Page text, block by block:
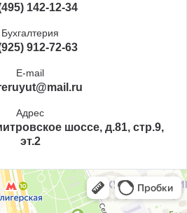
142-12-34
Бухгалтерия
912-72-63
E-mail
Адрес
шоссе, д.81, стр.9,
эт.2